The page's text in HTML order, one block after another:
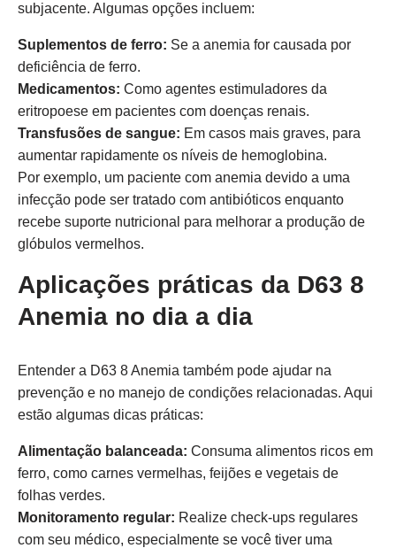
subjacente. Algumas opções incluem:
Suplementos de ferro: Se a anemia for causada por
deficiência de ferro.
Medicamentos: Como agentes estimuladores da
eritropoese em pacientes com doenças renais.
Transfusões de sangue: Em casos mais graves, para
aumentar rapidamente os níveis de hemoglobina.
Por exemplo, um paciente com anemia devido a uma
infecção pode ser tratado com antibióticos enquanto
recebe suporte nutricional para melhorar a produção de
glóbulos vermelhos.
Aplicações práticas da D63 8
Anemia no dia a dia
Entender a D63 8 Anemia também pode ajudar na
prevenção e no manejo de condições relacionadas. Aqui
estão algumas dicas práticas:
Alimentação balanceada: Consuma alimentos ricos em
ferro, como carnes vermelhas, feijões e vegetais de
folhas verdes.
Monitoramento regular: Realize check-ups regulares
com seu médico, especialmente se você tiver uma